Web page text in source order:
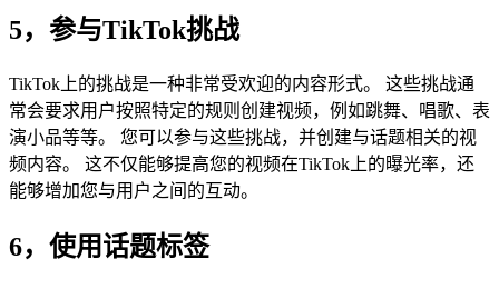
5，参与TikTok挑战
TikTok上的挑战是一种非常受欢迎的内容形式。 这些挑战通
常会要求用户按照特定的规则创建视频，例如跳舞、唱歌、表
演小品等等。 您可以参与这些挑战，并创建与话题相关的视
频内容。 这不仅能够提高您的视频在TikTok上的曝光率，还
能够增加您与用户之间的互动。
6，使用话题标签